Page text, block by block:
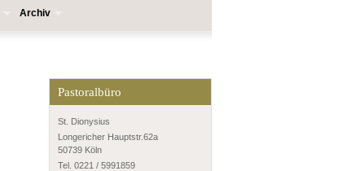
Archiv
Pastoralbüro
St. Dionysius
Longericher Hauptstr.62a
50739 Köln
Tel. 0221 / 5991859